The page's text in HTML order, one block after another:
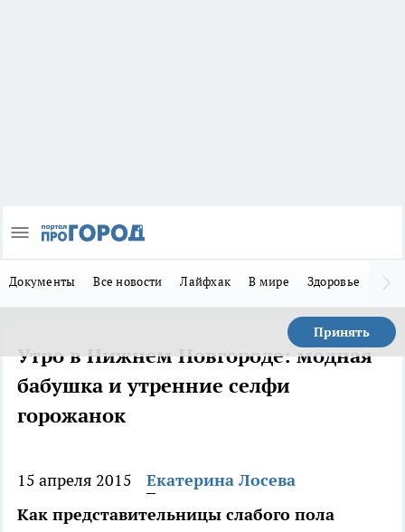
Документы Все новости Лайфхак В мире Здоровье
Принять
Утро в Нижнем Новгороде: модная
бабушка и утренние селфи
горожанок
15 апреля 2015
Екатерина Лосева
Как представительницы слабого пола